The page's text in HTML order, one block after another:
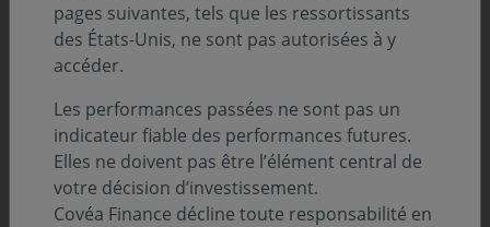
pages suivantes, tels que les ressortissants
des États-Unis, ne sont pas autorisées à y
accéder.
Les performances passées ne sont pas un
indicateur fiable des performances futures.
Elles ne doivent pas être l’élément central de
votre décision d’investissement.
Covéa Finance décline toute responsabilité en